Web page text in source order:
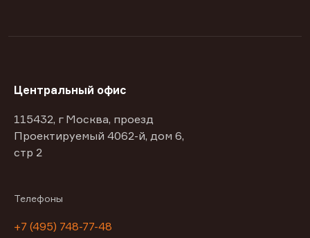
Центральный офис
115432, г Москва, проезд
Проектируемый 4062-й, дом 6,
стр 2
Телефоны
+7 (495) 748-77-48